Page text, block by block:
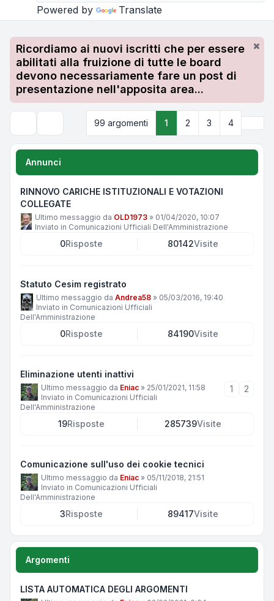
Powered by Translate
Ricordiamo ai nuovi iscritti che per essere
abilitati alla fruizione di tutte le board
devono necessariamente fare un post di
presentazione nell'apposita area...
99 argomenti 1 2 3 4
Annunci
RINNOVO CARICHE ISTITUZIONALI E VOTAZIONI
COLLEGATE
Ultimo messaggio da OLD1973 » 01/04/2020, 10:07
Inviato in Comunicazioni Ufficiali Dell'Amministrazione
0Risposte 80142Visite
Statuto Cesim registrato
Ultimo messaggio da Andrea58 » 05/03/2016, 19:40
Inviato in Comunicazioni Ufficiali
Dell'Amministrazione
0Risposte 84190Visite
Eliminazione utenti inattivi
Ultimo messaggio da Eniac » 25/01/2021, 11:58
Inviato in Comunicazioni Ufficiali
Dell'Amministrazione
1 2
19Risposte 285739Visite
Comunicazione sull'uso dei cookie tecnici
Ultimo messaggio da Eniac » 05/11/2018, 21:51
Inviato in Comunicazioni Ufficiali
Dell'Amministrazione
3Risposte 89417Visite
Argomenti
LISTA AUTOMATICA DEGLI ARGOMENTI